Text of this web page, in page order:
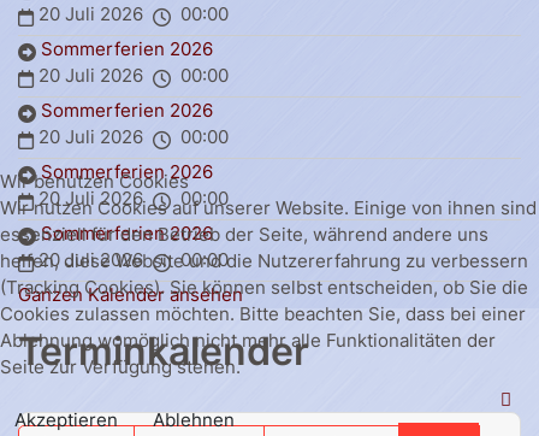
20 Juli 2026
00:00
Sommerferien 2026
20 Juli 2026
00:00
Sommerferien 2026
20 Juli 2026
00:00
Sommerferien 2026
20 Juli 2026
00:00
Sommerferien 2026
20 Juli 2026
00:00
Ganzen Kalender ansehen
Terminkalender
Wir benutzen Cookies
Wir nutzen Cookies auf unserer Website. Einige von ihnen sind
essenziell für den Betrieb der Seite, während andere uns
helfen, diese Website und die Nutzererfahrung zu verbessern
(Tracking Cookies). Sie können selbst entscheiden, ob Sie die
Cookies zulassen möchten. Bitte beachten Sie, dass bei einer
Ablehnung womöglich nicht mehr alle Funktionalitäten der
Seite zur Verfügung stehen.
Akzeptieren
Ablehnen